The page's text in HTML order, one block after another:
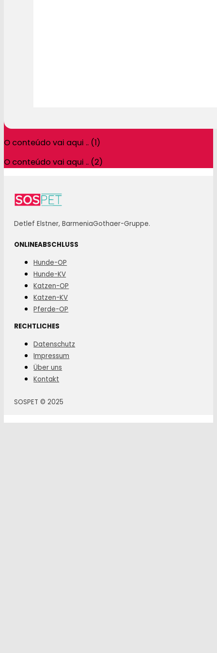
O conteúdo vai aqui .. (1)
O conteúdo vai aqui .. (2)
Detlef Elstner, BarmeniaGothaer-Gruppe.
ONLINEABSCHLUSS
Hunde-OP
Hunde-KV
Katzen-OP
Katzen-KV
Pferde-OP
RECHTLICHES
Datenschutz
Impressum
Über uns
Kontakt
SOSPET © 2025